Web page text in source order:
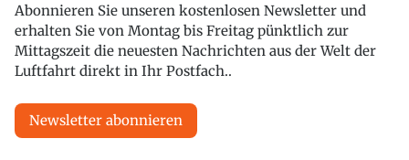
Abonnieren Sie unseren kostenlosen Newsletter und
erhalten Sie von Montag bis Freitag pünktlich zur
Mittagszeit die neuesten Nachrichten aus der Welt der
Luftfahrt direkt in Ihr Postfach..
Newsletter abonnieren